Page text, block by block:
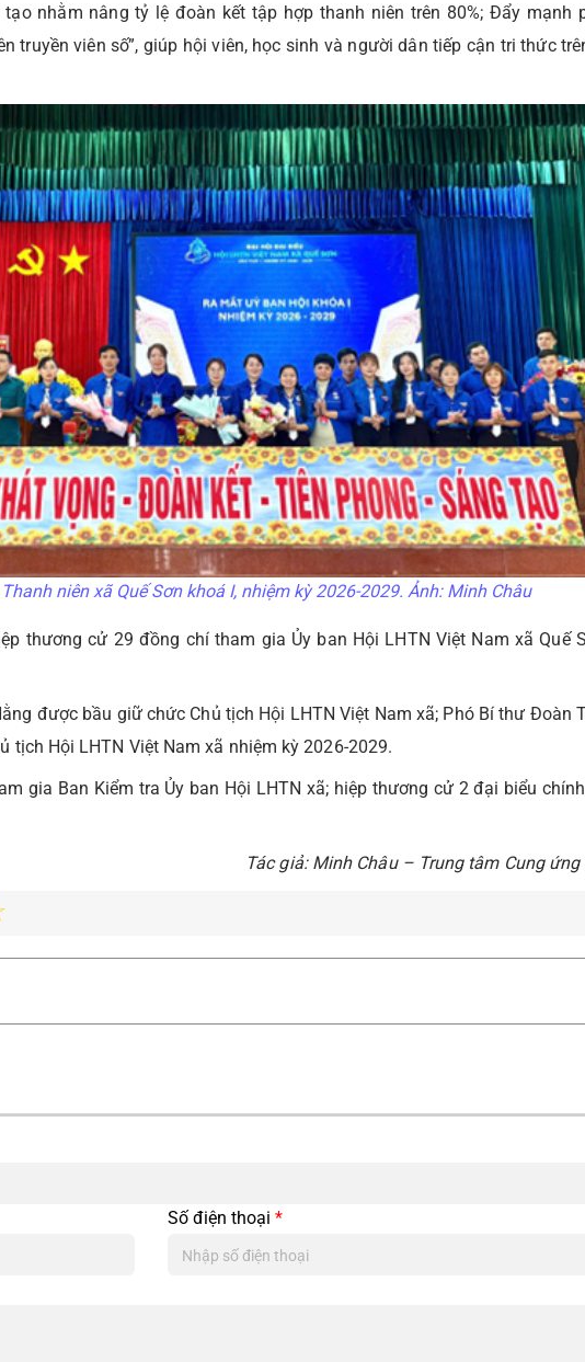
nhằm nâng tỷ lệ đoàn kết tập hợp thanh niên trên 80%; Đẩy mạnh
truyền viên số”, giúp hội viên, học sinh và người dân tiếp cận tri thức
niên xã Quế Sơn khoá I, nhiệm kỳ 2026-2029. Ảnh: Minh Châu
thương cử 29 đồng chí tham gia Ủy ban Hội LHTN Việt Nam xã Quế
được bầu giữ chức Chủ tịch Hội LHTN Việt Nam xã; Phó Bí thư Đoàn
tịch Hội LHTN Việt Nam xã nhiệm kỳ 2026-2029.
gia Ban Kiểm tra Ủy ban Hội LHTN xã; hiệp thương cử 2 đại biểu
Tác giả: Minh Châu – Trung tâm Cung ứng
Số điện thoại*